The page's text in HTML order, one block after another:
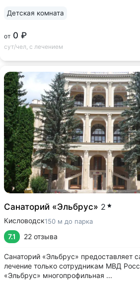
от 0 ₽
сут/чел, с лечением
Детская комната
Санаторий «Эльбрус» 2
Кисловодск150 м до парка
7.1 22 отзыва
Санаторий «Эльбрус» предоставляет
лечение только сотрудникам МВД
«Эльбрус» многопрофильная ...